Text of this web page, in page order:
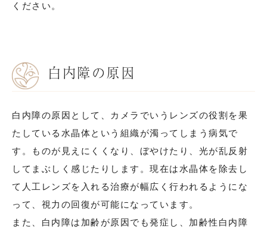
ください。
白内障の原因
白内障の原因として、カメラでいうレンズの役割を果
たしている水晶体という組織が濁ってしまう病気で
す。ものが見えにくくなり、ぼやけたり、光が乱反射
してまぶしく感じたりします。現在は水晶体を除去し
て人工レンズを入れる治療が幅広く行われるようにな
って、視力の回復が可能になっています。
また、白内障は加齢が原因でも発症し、加齢性白内障